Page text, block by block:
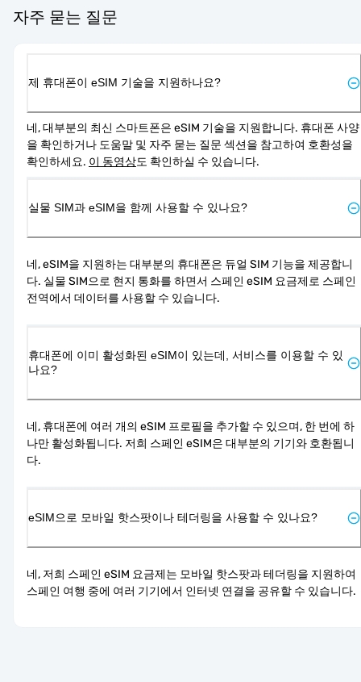
자주 묻는 질문
제 휴대폰이 eSIM 기술을 지원하나요?
네, 대부분의 최신 스마트폰은 eSIM 기술을 지원합니다. 휴대폰 사양
을 확인하거나 도움말 및 자주 묻는 질문 섹션을 참고하여 호환성을
확인하세요. 이 동영상도 확인하실 수 있습니다.
실물 SIM과 eSIM을 함께 사용할 수 있나요?
네, eSIM을 지원하는 대부분의 휴대폰은 듀얼 SIM 기능을 제공합니
다. 실물 SIM으로 현지 통화를 하면서 스페인 eSIM 요금제로 스페인
전역에서 데이터를 사용할 수 있습니다.
휴대폰에 이미 활성화된 eSIM이 있는데, 서비스를 이용할 수 있
나요?
네, 휴대폰에 여러 개의 eSIM 프로필을 추가할 수 있으며, 한 번에 하
나만 활성화됩니다. 저희 스페인 eSIM은 대부분의 기기와 호환됩니
다.
eSIM으로 모바일 핫스팟이나 테더링을 사용할 수 있나요?
네, 저희 스페인 eSIM 요금제는 모바일 핫스팟과 테더링을 지원하여
스페인 여행 중에 여러 기기에서 인터넷 연결을 공유할 수 있습니다.